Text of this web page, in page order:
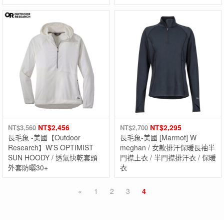
NT$3,560 NT$2,456
長毛象 -美國【Outdoor
Research】W’S OPTIMIST
SUN HOODY / 透氣快乾套頭
外套防曬30+
NT$2,700 NT$2,295
長毛象-美國 [Marmot] W
meghan / 女款排汗保暖長袖半
門襟上衣 / 半門襟排汗衣 / 保暖
衣
« 1 2 3 4